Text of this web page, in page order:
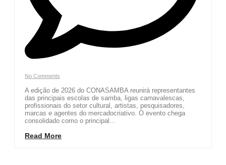
No Comments
A edição de 2026 do CONASAMBA reunirá representantes
das principais escolas de samba, ligas carnavalescas,
profissionais do setor cultural, artistas, pesquisadores,
marcas e agentes do mercadocriativo. O evento chega
consolidado como o principal...
Read More